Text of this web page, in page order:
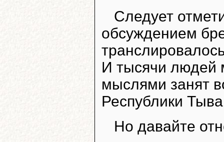
Следует
обсуждением
И тысячи людей
мыслями занят
Республики
Но давайте